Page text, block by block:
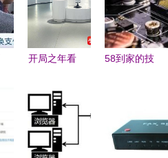
——以计算
机软硬件赋
能为例
卫星，掌握
计算机软硬
件核心技术
开局之年看
不一样的江
苏——南京
软件企业扎
58到家的技
硬件赋能家
政新时代